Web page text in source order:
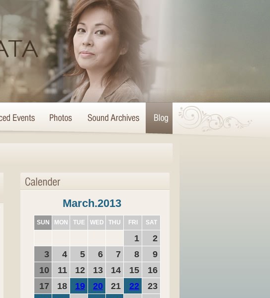
March.2013
SUN MON TUE WED THU FRI SAT
1
2
3
4 5 6 7 8
9
10
11 12 13 14 15
16
17
18 19 20 21 22
23